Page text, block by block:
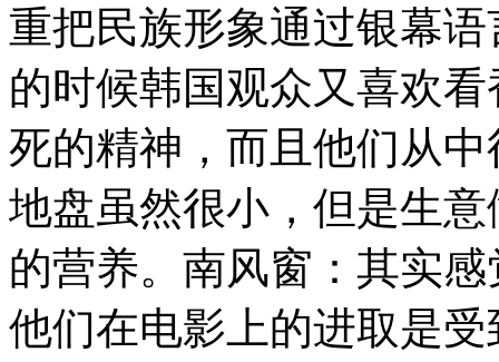
重把民族形象通过银幕
的时候韩国观众又喜欢
死的精神，而且他们从
地盘虽然很小，但是生
的营养。南风窗：其实
他们在电影上的进取是